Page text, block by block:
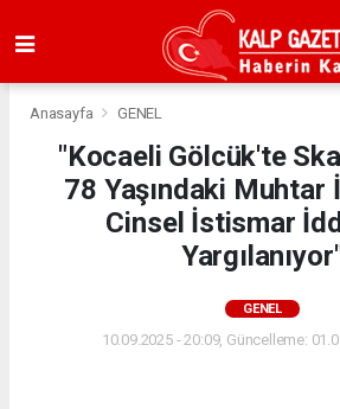
Anasayfa GENEL
"Kocaeli Gölcük'te
78 Yaşındaki Muhtar
Cinsel İstismar
GENEL
10.09.2025 - 20:09, Güncelleme: